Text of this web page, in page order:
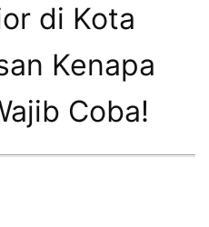
di Kota
Kenapa
Coba!